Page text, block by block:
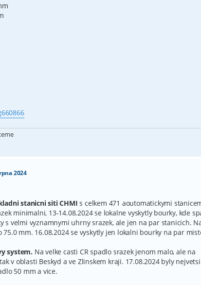
2024
stanicni siti CHMI s celkem 471 aoutomatickymi
minimalni, 13-14.08.2024 se lokalne vyskytly bourky, kde
s velmi vyznamnymi uhrny srazek, ale jen na par stanicich.
mm. 16.08.2024 se vyskytly jen lokalni bourky na par
system. Na velke casti CR spadlo srazek jenom malo, ale na
v oblasti Beskyd a ve Zlinskem kraji. 17.08.2024 byly nejvetsi
50 mm a vice.